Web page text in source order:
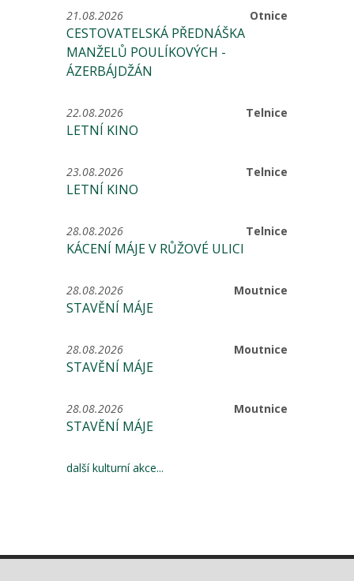
Otnice
21.08.2026
CESTOVATELSKÁ PŘEDNÁŠKA
MANŽELŮ POULÍKOVÝCH -
ÁZERBÁJDŽÁN
Telnice
22.08.2026
LETNÍ KINO
Telnice
23.08.2026
LETNÍ KINO
Telnice
28.08.2026
KÁCENÍ MÁJE V RŮŽOVÉ ULICI
Moutnice
28.08.2026
STAVĚNÍ MÁJE
Moutnice
28.08.2026
STAVĚNÍ MÁJE
Moutnice
28.08.2026
STAVĚNÍ MÁJE
další kulturní akce...